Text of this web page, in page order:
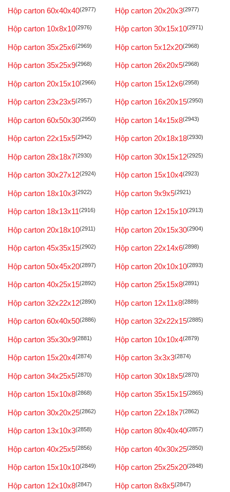
Hộp carton 60x40x40(2977) Hộp carton 20x20x3(2977)
Hộp carton 10x8x10(2976) Hộp carton 30x15x10(2971)
Hộp carton 35x25x6(2969) Hộp carton 5x12x20(2968)
Hộp carton 35x25x9(2968) Hộp carton 26x20x5(2968)
Hộp carton 20x15x10(2966) Hộp carton 15x12x6(2958)
Hộp carton 23x23x5(2957) Hộp carton 16x20x15(2950)
Hộp carton 60x50x30(2950) Hộp carton 14x15x8(2943)
Hộp carton 22x15x5(2942) Hộp carton 20x18x18(2930)
Hộp carton 28x18x7(2930) Hộp carton 30x15x12(2925)
Hộp carton 30x27x12(2924) Hộp carton 15x10x4(2923)
Hộp carton 18x10x3(2922) Hộp carton 9x9x5(2921)
Hộp carton 18x13x11(2916) Hộp carton 12x15x10(2913)
Hộp carton 20x18x10(2911) Hộp carton 20x15x30(2904)
Hộp carton 45x35x15(2902) Hộp carton 22x14x6(2898)
Hộp carton 50x45x20(2897) Hộp carton 20x10x10(2893)
Hộp carton 40x25x15(2892) Hộp carton 25x15x8(2891)
Hộp carton 32x22x12(2890) Hộp carton 12x11x8(2889)
Hộp carton 60x40x50(2886) Hộp carton 32x22x15(2885)
Hộp carton 35x30x9(2881) Hộp carton 10x10x4(2879)
Hộp carton 15x20x4(2874) Hộp carton 3x3x3(2874)
Hộp carton 34x25x5(2870) Hộp carton 30x18x5(2870)
Hộp carton 15x10x8(2868) Hộp carton 35x15x15(2865)
Hộp carton 30x20x25(2862) Hộp carton 22x18x7(2862)
Hộp carton 13x10x3(2858) Hộp carton 80x40x40(2857)
Hộp carton 40x25x5(2856) Hộp carton 40x30x25(2850)
Hộp carton 15x10x10(2849) Hộp carton 25x25x20(2848)
Hộp carton 12x10x8(2847) Hộp carton 8x8x5(2847)